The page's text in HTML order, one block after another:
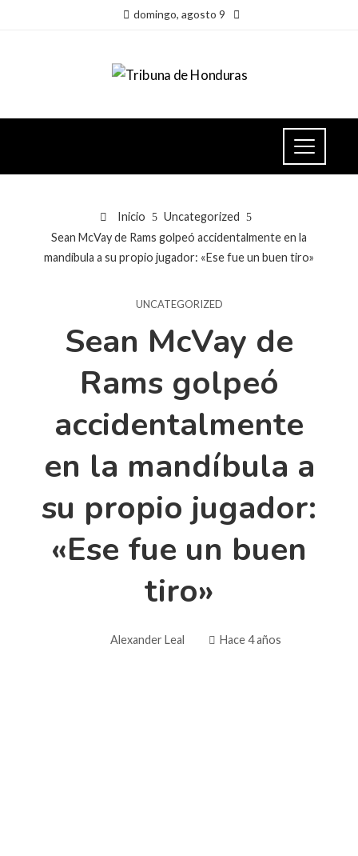
domingo, agosto 9
Inicio
Uncategorized
Sean McVay de Rams golpeó accidentalmente en la
mandíbula a su propio jugador: «Ese fue un buen tiro»
UNCATEGORIZED
Sean McVay de
Rams golpeó
accidentalmente
en la mandíbula a
su propio jugador:
«Ese fue un buen
tiro»
Alexander Leal Hace 4 años